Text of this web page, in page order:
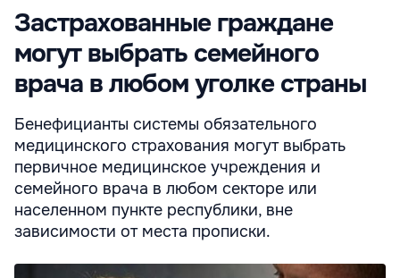
Застрахованные граждане
могут выбрать семейного
врача в любом уголке страны
Бенефицианты системы обязательного
медицинского страхования могут выбрать
первичное медицинское учреждения и
семейного врача в любом секторе или
населенном пункте республики, вне
зависимости от места прописки.